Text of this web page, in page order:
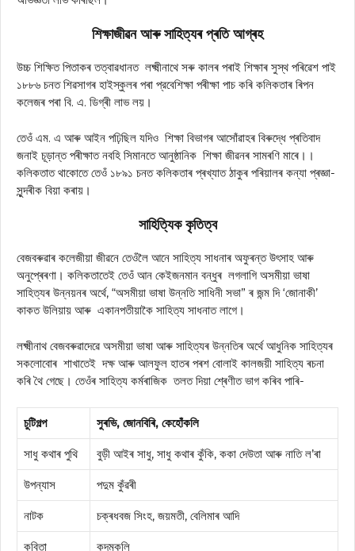
শিক্ষাজীৱন আৰু সাহিত্যৰ প্ৰতি আগ্ৰহ
উচ্চ শিক্ষিত পিতাকৰ তত্বাৱধানত লক্ষ্মীনাথে সৰু কালৰ পৰাই শিক্ষাৰ সুস্থ পৰিৱেশ পাই
১৮৮৬ চনত শিৱসাগৰ হাইস্কুলৰ পৰা প্রবেশিক্ষা পৰীক্ষা পাচ কৰি কলিকতাৰ ৰিপন
কলেজৰ পৰা বি. এ. ডিগ্ৰী লাভ লয়।
তেওঁ এম. এ আৰু আইন পঢ়িছিল যদিও শিক্ষা বিভাগৰ আসোঁৱাহৰ বিৰুদ্ধে প্ৰতিবাদ
জনাই চূড়ান্ত পৰীক্ষাত নবহি সিমানতে আনুষ্ঠানিক শিক্ষা জীৱনৰ সামৰণি মাৰে।।
কলিকতাত থাকোতে তেওঁ ১৮৯১ চনত কলিকতাৰ প্ৰখ্যাত ঠাকুৰ পৰিয়ালৰ কন্যা প্ৰজ্ঞা-
সুন্দৰীক বিয়া কৰায়।
সাহিত্যিক কৃতিত্ব
বেজবৰুৱাৰ কলেজীয়া জীৱনে তেওঁলৈ আনে সাহিত্য সাধনাৰ অফুৰন্ত উৎসাহ আৰু
অনুপ্ৰেৰণা। কলিকতাতেই তেওঁ আন কেইজনমান বন্ধুৰ লগলাগি অসমীয়া ভাষা
সাহিত্যৰ উন্নয়নৰ অৰ্থে, “অসমীয়া ভাষা উন্নতি সাধিনী সভা” ৰ জন্ম দি ‘জোনাকী’
কাকত উলিয়ায় আৰু একানপতীয়াকৈ সাহিত্য সাধনাত লাগে।
লক্ষ্মীনাথ বেজবৰুৱাদেৱে অসমীয়া ভাষা আৰু সাহিত্যৰ উন্নতিৰ অৰ্থে আধুনিক সাহিত্যৰ
সকলোবোৰ শাখাতেই দক্ষ আৰু আলফুল হাতৰ পৰশ বোলাই কালজয়ী সাহিত্য ৰচনা
কৰি থৈ গেছে। তেওঁৰ সাহিত্য কৰ্মৰাজিক তলত দিয়া শ্ৰেণীত ভাগ কৰিব পাৰি-
চুটিগল্প সুৰভি, জোনবিৰি, কেহোঁকলি
সাধু কথাৰ পুথি বুড়ী আইৰ সাধু, সাধু কথাৰ কুঁকি, ককা দেউতা আৰু নাতি ল’ৰা
উপন্যাস পদুম কুঁৱৰী
নাটক চক্ৰধবজ সিংহ, জয়মতী, বেলিমাৰ আদি
কবিতা কদমকলি